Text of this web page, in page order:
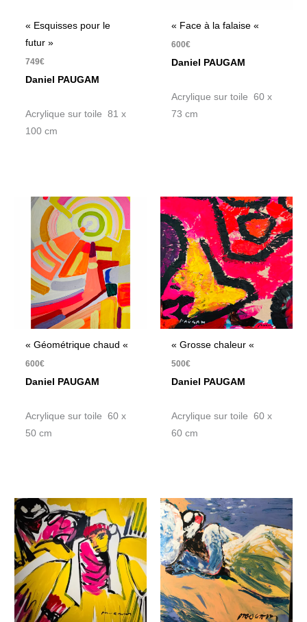
« Esquisses pour le
futur »
749€
Daniel PAUGAM
Acrylique sur toile 81 x
100 cm
« Face à la falaise «
600€
Daniel PAUGAM
Acrylique sur toile 60 x
73 cm
« Géométrique chaud «
600€
Daniel PAUGAM
Acrylique sur toile 60 x
50 cm
« Grosse chaleur «
500€
Daniel PAUGAM
Acrylique sur toile 60 x
60 cm